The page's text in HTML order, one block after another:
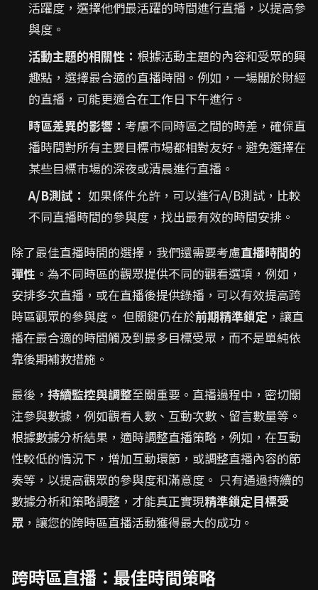
活躍度，選擇他們最活躍的時間進行直播，以提高參
與度。
活動主題的相關性： 根據活動主題的內容和受眾的興
趣點，選擇最合適的直播時間。例如，一場關於財經
的直播，可能更適合在工作日下午進行。
時區差異的影響： 考慮不同時區之間的時差，確保直
播時間對所有主要目標市場都相對友好。避免選擇在
某些目標市場的深夜或清晨進行直播。
A/B測試： 如果條件允許，可以進行A/B測試，比較
不同直播時間的參與度，找出最有效的時間安排。
除了最佳直播時間的選擇，我們還需要考慮直播時間的
彈性 。為不同時區的觀眾提供不同的觀看選項，例如，
安排多次直播，或在直播後提供錄播，可以有效提高跨
時區觀眾的參與度。 但關鍵仍在於前期精準鎖定 ，讓直
播在最合適的時間觸及到最多目標受眾，而不是單純依
靠後期補救措施。
最後， 持續監控與調整至關重要。直播過程中，密切關
注參與數據，例如觀看人數、互動次數、留言數量等。
根據數據分析結果，適時調整直播策略，例如，在互動
性較低的情況下，增加互動環節，或調整直播內容的節
奏等，以提高觀眾的參與度和滿意度。 只有通過持續的
數據分析和策略調整，才能真正實現精準鎖定目標受
眾 ，讓您的跨時區直播活動獲得最大的成功。
跨時區直播：最佳時間策略